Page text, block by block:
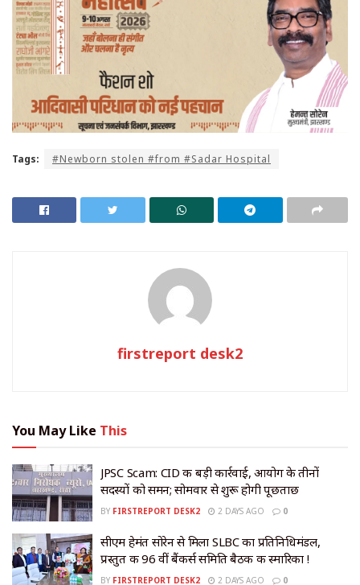
Tags: #Newborn stolen #from #Sadar Hospital
firstreport desk2
You May Like This
JPSC Scam: CID की बड़ी कार्रवाई, आयोग के तीनों
सदस्यों को समन; सोमवार से शुरू होगी पूछताछ
BY FIRSTREPORT DESK2 2 DAYS AGO 0
सीएम हेमंत सोरेन से मिला SLBC का प्रतिनिधिमंडल,
प्रस्तुत की 96 वीं बैंकर्स समिति बैठक की स्मारिका !
BY FIRSTREPORT DESK2 2 DAYS AGO 0